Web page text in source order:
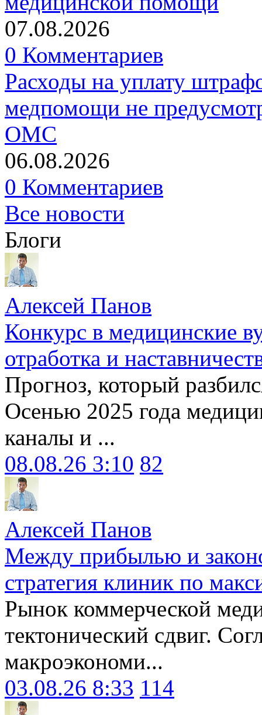
07.08.2026
0 Комментариев
Расходы на уплату
медпомощи не
ОМС
06.08.2026
0 Комментариев
Все новости
Блоги
Алексей Панов
Конкурс в медицинские
отработка и
Прогноз, который
Осенью 2025 года
каналы и ...
08.08.26 3:10 82
Алексей Панов
Между прибылью и
стратегия клиник по
Рынок коммерческой
тектонический сдвиг.
макроэкономи...
03.08.26 8:33 114